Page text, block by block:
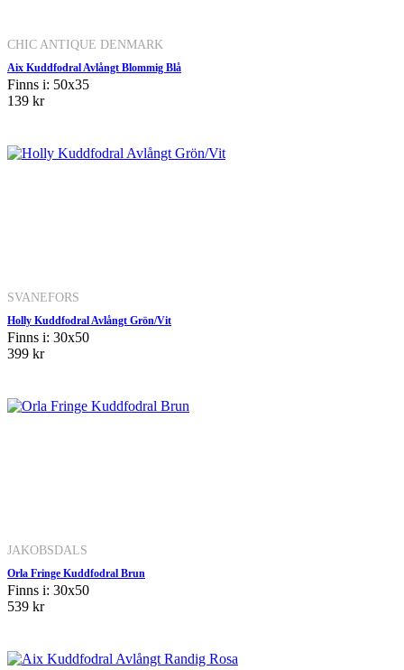
CHIC ANTIQUE DENMARK
Aix Kuddfodral Avlångt Blommig Blå
Finns i: 50x35
139 kr
SVANEFORS
Holly Kuddfodral Avlångt Grön/Vit
Finns i: 30x50
399 kr
JAKOBSDALS
Orla Fringe Kuddfodral Brun
Finns i: 30x50
539 kr